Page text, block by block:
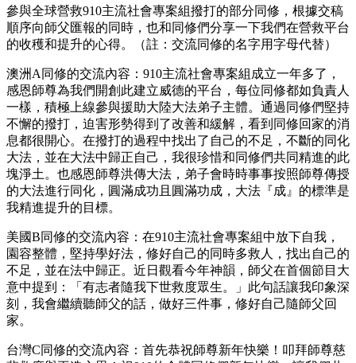
參與全球營救910主流社會專案組撥打的部分同修，根據交稿
順序向師父匯報的同時，也和同修們分享一下我們在營救平台
的收穫和提升的心得。（註：交流同修的名字用字母代替）
澳洲A同修的交流內容：910主流社會專案組成立一年多了，
感恩師尊為我們開創此建立威德的平台，每位同修都如負責人
一樣，積極上線參與援助大陸大法弟子主體。通過同修們堅持
不懈的撥打，迫害形勢得到了改善和緩解，看到同修回家的消
息都很開心。在撥打的過程中找出了自己的不足，不斷的同化
大法，並在大法中歸正自己，我很珍惜和同修們共同精進的此
塊淨土。也感恩師尊洪傳大法，弟子會時時事事按照師尊傳授
的大法進行同化，圓滿成功且圓滿功成，大法『成』的標準是
我精進提升的目標。
美國B同修的交流內容：在910主流社會專案組中放下自我，
園容整體，堅持學好法，修好自己的同時多救人，找出自己的
不足，並在法中歸正。近日觀看今年神韻，師父在首個節目大
意中提到：「有志者隨我下世救度眾生。」此句話讓我印象深
刻，我會繼續聽師父的話，做好三件事，修好自己隨師父回
家。
台灣C同修的交流內容：首先恭祝師尊新年快樂！叩拜師尊慈